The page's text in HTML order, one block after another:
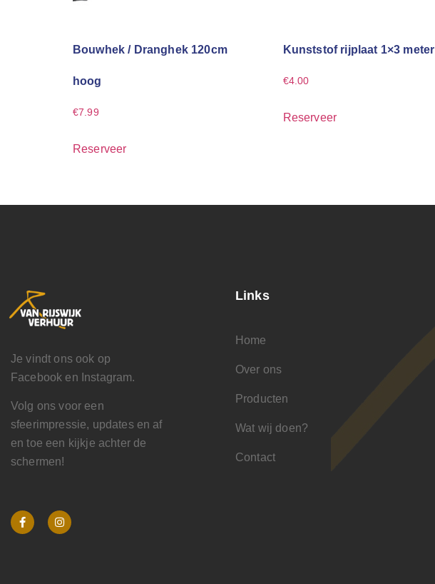
Bouwhek / Dranghek 120cm
hoog
€7.99
Reserveer
Kunststof rijplaat 1×3 meter
€4.00
Reserveer
Je vindt ons ook op
Facebook en Instagram.
Volg ons voor een
sfeerimpressie, updates en af
en toe een kijkje achter de
schermen!
Links
Home
Over ons
Producten
Wat wij doen?
Contact